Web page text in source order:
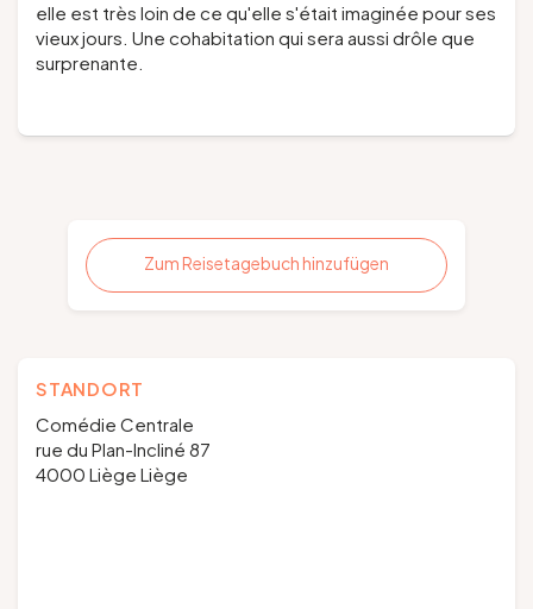
elle est très loin de ce qu'elle s'était imaginée pour ses
vieux jours. Une cohabitation qui sera aussi drôle que
surprenante.
Zum Reisetagebuch hinzufügen
STANDORT
Comédie Centrale
rue du Plan-Incliné 87
4000 Liège Liège